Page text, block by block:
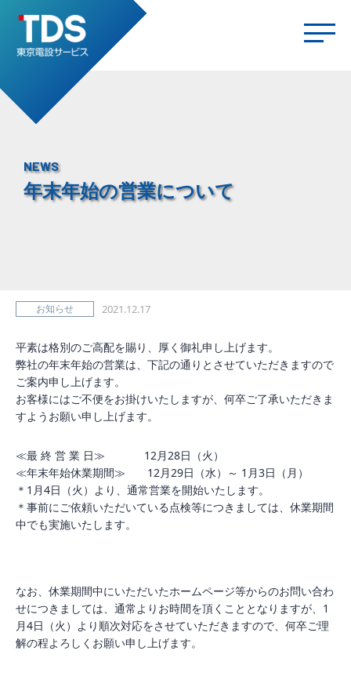
NEWS
年末年始の営業について
お知らせ 2021.12.17
平素は格別のご高配を賜り、厚く御礼申し上げます。
弊社の年末年始の営業は、下記の通りとさせていただきますので
ご案内申し上げます。
お客様にはご不便をお掛けいたしますが、何卒ご了承いただきま
すようお願い申し上げます。
≪最 終 営 業 日≫ 12月28日（火）
≪年末年始休業期間≫ 12月29日（水）～ 1月3日（月）
＊1月4日（火）より、通常営業を開始いたします。
＊事前にご依頼いただいている点検等につきましては、休業期間
中でも実施いたします。
なお、休業期間中にいただいたホームページ等からのお問い合わ
せにつきましては、通常よりお時間を頂くこととなりますが、1
月4日（火）より順次対応をさせていただきますので、何卒ご理
解の程よろしくお願い申し上げます。